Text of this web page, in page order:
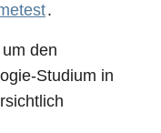
.
den
Studium in